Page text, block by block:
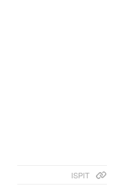
ISPIT